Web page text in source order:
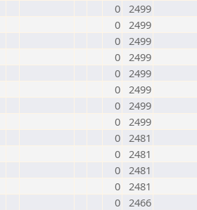
0 2499
0 2499
0 2499
0 2499
0 2499
0 2499
0 2499
0 2499
0 2481
0 2481
0 2481
0 2481
0 2466